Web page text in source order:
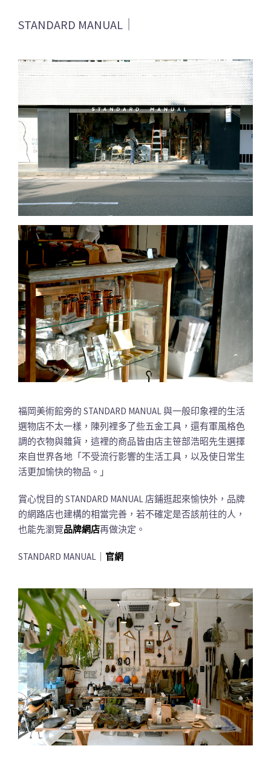
STANDARD MANUAL｜
福岡美術館旁的 STANDARD MANUAL 與一般印象裡的生活
選物店不太一樣，陳列裡多了些五金工具，還有軍風格色
調的衣物與雜貨，這裡的商品皆由店主笹部浩昭先生選擇
來自世界各地「不受流行影響的生活工具，以及使日常生
活更加愉快的物品。」
賞心悅目的 STANDARD MANUAL 店鋪逛起來愉快外，品牌
的網路店也建構的相當完善，若不確定是否該前往的人，
也能先瀏覽品牌網店再做決定。
STANDARD MANUAL｜ 官網